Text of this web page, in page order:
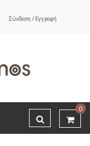
Σύνδεση / Εγγραφή
0